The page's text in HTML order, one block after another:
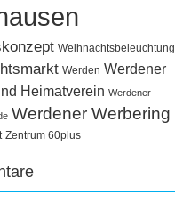
Weihnachtsbeleuchtung
Werden Werdener
Heimatverein Werdener
Werdener Werbering
Zentrum 60plus